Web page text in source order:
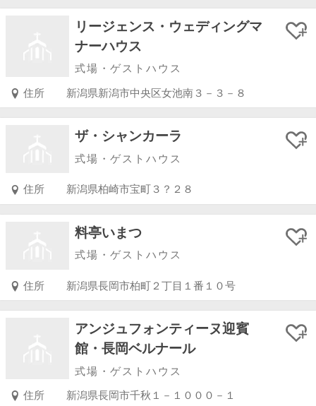
リージェンス・ウェディングマ
ナーハウス
式場・ゲストハウス
住所 新潟県新潟市中央区女池南３－３－８
ザ・シャンカーラ
式場・ゲストハウス
住所 新潟県柏崎市宝町３？２８
料亭いまつ
式場・ゲストハウス
住所 新潟県長岡市柏町２丁目１番１０号
アンジュフォンティーヌ迎賓
館・長岡ベルナール
式場・ゲストハウス
住所 新潟県長岡市千秋１－１０００－１